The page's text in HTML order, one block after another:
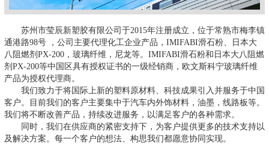
苏州市莹辰新塑胶有限公司于2015年注册成立，位于常熟市梅李镇
通港路98号 ，公司主要代理化工企业产品，IMIFABI滑石粉、日本大
八阻燃剂PX-200，玻璃纤维，尼龙等。IMIFABI滑石粉和日本大八阻燃
剂PX-200等中国区具有授权证书的一级经销商，欧文斯科宁玻璃纤维
产品为授权代理商。
我们致力于将国际上新的塑料原材料、科技成果引入并服务于中国
客户。目前我们的客户主要集中于汽车内外饰材料，油墨，线路板等。
我们将不断改善产品，持续改进服务，以满足客户的各种需求。
同时，我们在供应商的紧密支持下，为客户提供更多的技术支持以
及解决方案。每一个客户的想法、构思我们都愿意协同实现。